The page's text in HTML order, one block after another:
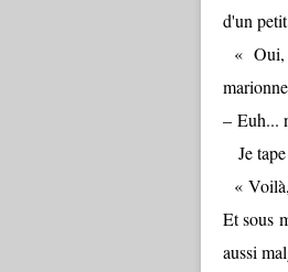
d'un
« Oui,
– Euh...
Je
«
Et sous
aussi